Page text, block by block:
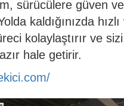
sürücülere güven
kaldığınızda
kolaylaştırır ve sizi
hale getirir.